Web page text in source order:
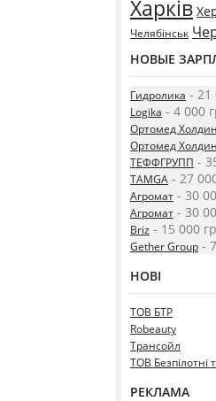
Харків
Челябінськ
НОВЫЕ
Гидролика - 21
Logika - 4 000
Ортомед
Ортомед
ТЕФФГРУПП -
TAMGA - 27
Агромат - 30
Агромат - 30
Briz - 15 000
Gether Group -
НОВІ
ТОВ БТР
Robeauty
Трансойл
ТОВ Безпілотні
РЕКЛАМА